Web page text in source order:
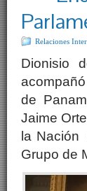
Relaciones
Dionisio
de
Jaime
la Nación
Grupo de